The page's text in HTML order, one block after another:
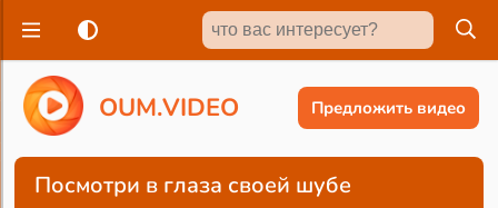
OUM.VIDEO Предложить видео
Посмотри в глаза своей шубе